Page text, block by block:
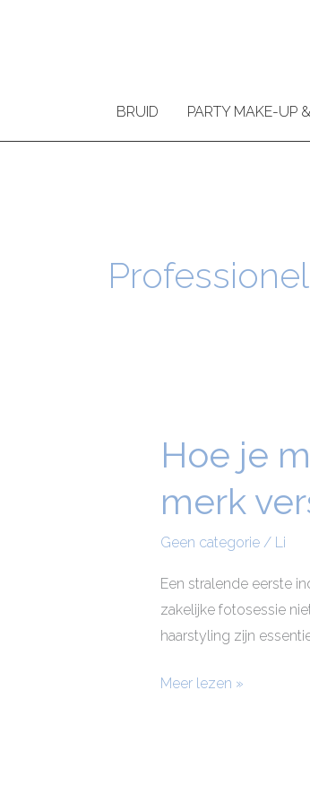
BRUID PARTY MAKE-UP
Hoe je
merk
Geen categorie/ Li
Een stralende eerste
zakelijke fotosessie
haarstyling zijn
Hoe
je
met
up
en
hairstyling
je
merk
Meer lezen »